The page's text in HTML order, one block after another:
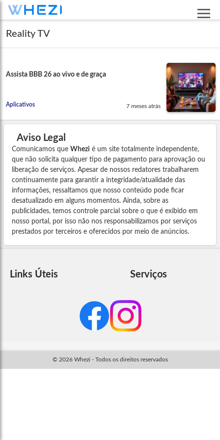
Reality TV
Assista BBB 26 ao vivo e de graça
Aplicativos 7 meses atrás
Aviso Legal
Comunicamos que Whezi é um site totalmente independente,
que não solicita qualquer tipo de pagamento para aprovação ou
liberação de serviços. Apesar de nossos redatores trabalharem
continuamente para garantir a integridade/atualidade das
informações, ressaltamos que nosso conteúdo pode ficar
desatualizado em alguns momentos. Ainda, sobre as
publicidades, temos controle parcial sobre o que é exibido em
nosso portal, por isso não nos responsabilizamos por serviços
prestados por terceiros e oferecidos por meio de anúncios.
Links Úteis Serviços
© 2026 Whezi - Todos os direitos reservados